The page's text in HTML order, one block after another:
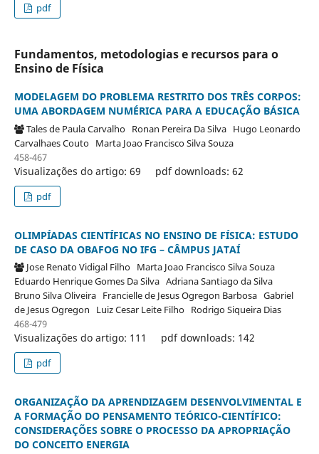
pdf
Fundamentos, metodologias e recursos para o
Ensino de Física
MODELAGEM DO PROBLEMA RESTRITO DOS TRÊS CORPOS:
UMA ABORDAGEM NUMÉRICA PARA A EDUCAÇÃO BÁSICA
Tales de Paula Carvalho Ronan Pereira Da Silva Hugo Leonardo
Carvalhaes Couto Marta Joao Francisco Silva Souza
458-467
Visualizações do artigo: 69 pdf downloads: 62
pdf
OLIMPÍADAS CIENTÍFICAS NO ENSINO DE FÍSICA: ESTUDO
DE CASO DA OBAFOG NO IFG – CÂMPUS JATAÍ
Jose Renato Vidigal Filho Marta Joao Francisco Silva Souza
Eduardo Henrique Gomes Da Silva Adriana Santiago da Silva
Bruno Silva Oliveira Francielle de Jesus Ogregon Barbosa Gabriel
de Jesus Ogregon Luiz Cesar Leite Filho Rodrigo Siqueira Dias
468-479
Visualizações do artigo: 111 pdf downloads: 142
pdf
ORGANIZAÇÃO DA APRENDIZAGEM DESENVOLVIMENTAL E
A FORMAÇÃO DO PENSAMENTO TEÓRICO-CIENTÍFICO:
CONSIDERAÇÕES SOBRE O PROCESSO DA APROPRIAÇÃO
DO CONCEITO ENERGIA